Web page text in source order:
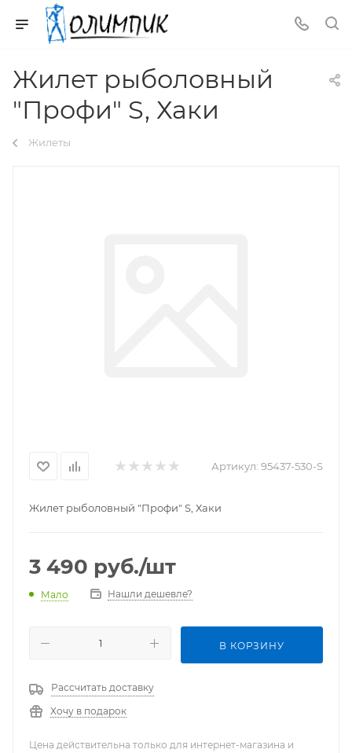
Жилет рыболовный
"Профи" S, Хаки
Жилеты
Артикул: 95437-530-S
Жилет рыболовный "Профи" S, Хаки
3 490 руб./шт
Мало Нашли дешевле?
В КОРЗИНУ
Рассчитать доставку
Хочу в подарок
Цена действительна только для интернет-магазина и